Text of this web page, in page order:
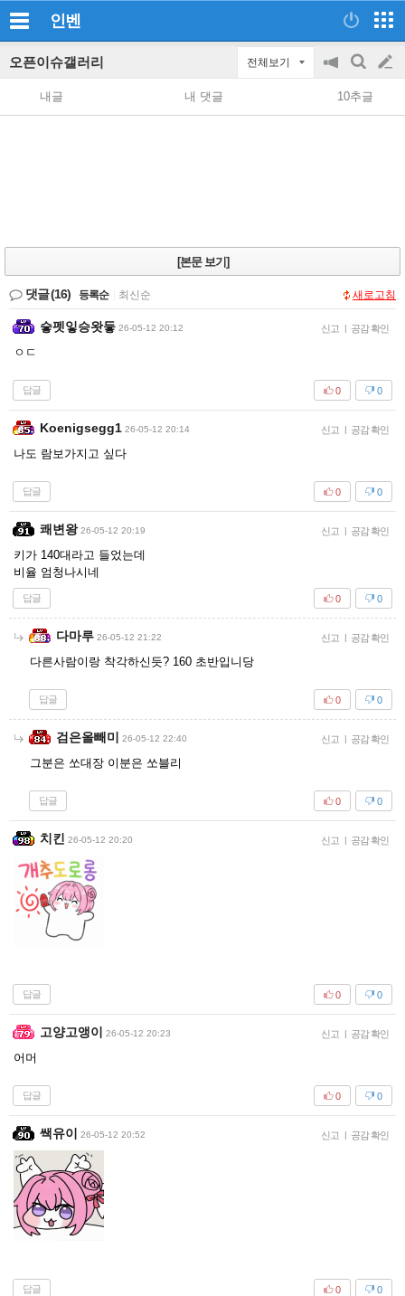
인벤
오픈이슈갤러리 전체보기
공
지
on/off
검
색
글
쓰
내글 내 댓글 10추글
[본문 보기]
댓글(16) 등록순 최신순 새로고침
슿펫잏승왓듷 26-05-12 20:12 신고 | 공감 확인
ㅇㄷ
답글 0
0
Koenigsegg1 26-05-12 20:14 신고 | 공감 확인
나도 람보가지고 싶다
답글 0
0
쾌변왕 26-05-12 20:19 신고 | 공감 확인
키가 140대라고 들었는데
비율 엄청나시네
답글 0
0
다마루 26-05-12 21:22 신고 | 공감 확인
다른사람이랑 착각하신듯? 160 초반입니당
답글 0
0
검은올빼미 26-05-12 22:40 신고 | 공감 확인
그분은 쏘대장 이분은 쏘블리
답글 0
0
치킨 26-05-12 20:20 신고 | 공감 확인
답글 0
0
고양고앵이 26-05-12 20:23 신고 | 공감 확인
어머
답글 0
0
쌕유이 26-05-12 20:52 신고 | 공감 확인
답글 0
0